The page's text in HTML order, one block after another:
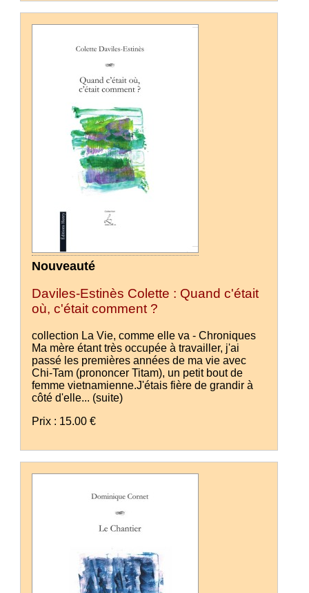
Nouveauté
Daviles-Estinès Colette : Quand c'était
où, c'était comment ?
collection La Vie, comme elle va - Chroniques
Ma mère étant très occupée à travailler, j'ai
passé les premières années de ma vie avec
Chi-Tam (prononcer Titam), un petit bout de
femme vietnamienne.J'étais fière de grandir à
côté d'elle... (suite)
Prix : 15.00 €